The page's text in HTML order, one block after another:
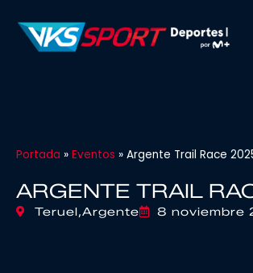
Portada » Eventos » Argente Trail Race
ARGENTE TRAIL
Teruel,Argente 8 noviembre